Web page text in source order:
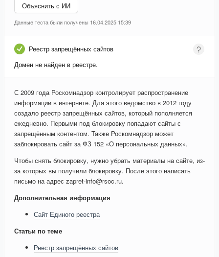
Объяснить с ИИ
Данные теста были получены 16.04.2025 15:39
Реестр запрещённых сайтов
Домен не найден в реестре.
С 2009 года Роскомнадзор контролирует распространение
информации в интернете. Для этого ведомство в 2012 году
создало реестр запрещённых сайтов, который пополняется
ежедневно. Первыми под блокировку попадают сайты с
запрещённым контентом. Также Роскомнадзор может
заблокировать сайт за ФЗ 152 «О персональных данных».
Чтобы снять блокировку, нужно убрать материалы на сайте, из-
за которых вы получили блокировку. После этого написать
письмо на адрес zapret-info@rsoc.ru.
Дополнительная информация
Сайт Единого реестра
Статьи по теме
Реестр запрещённых сайтов